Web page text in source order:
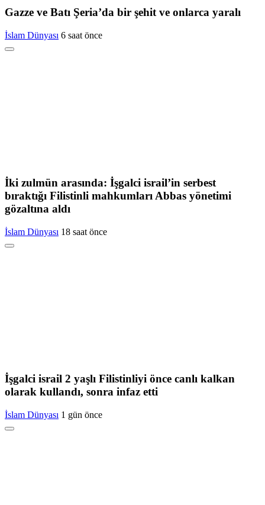
Gazze ve Batı Şeria’da bir şehit ve onlarca yaralı
İslam Dünyası 6 saat önce
İki zulmün arasında: İşgalci israil’in serbest
bıraktığı Filistinli mahkumları Abbas yönetimi
gözaltına aldı
İslam Dünyası 18 saat önce
İşgalci israil 2 yaşlı Filistinliyi önce canlı kalkan
olarak kullandı, sonra infaz etti
İslam Dünyası 1 gün önce